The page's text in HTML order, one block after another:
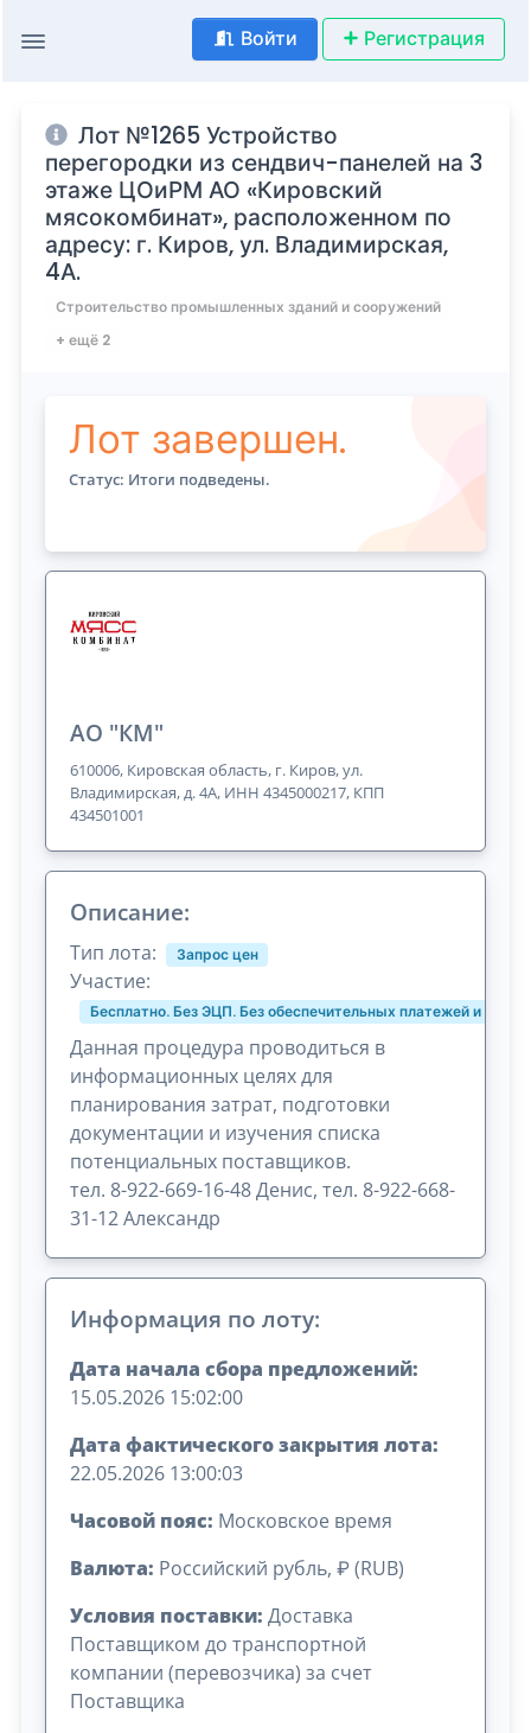
Войти Регистрация
Лот №1265 Устройство
перегородки из сендвич-панелей на 3
этаже ЦОиРМ АО «Кировский
мясокомбинат», расположенном по
адресу: г. Киров, ул. Владимирская,
4А.
Строительство промышленных зданий и сооружений
+ ещё 2
Лот завершен.
Статус: Итоги подведены.
АО "КМ"
610006, Кировская область, г. Киров, ул.
Владимирская, д. 4А, ИНН 4345000217, КПП
434501001
Описание:
Тип лота: Запрос цен
Участие:
Бесплатно. Без ЭЦП. Без обеспечительных платежей и
Данная процедура проводиться в
информационных целях для
планирования затрат, подготовки
документации и изучения списка
потенциальных поставщиков.
тел. 8-922-669-16-48 Денис, тел. 8-922-668-
31-12 Александр
Информация по лоту:
Дата начала сбора предложений:
15.05.2026 15:02:00
Дата фактического закрытия лота:
22.05.2026 13:00:03
Часовой пояс: Московское время
Валюта: Российский рубль, ₽ (RUB)
Условия поставки: Доставка
Поставщиком до транспортной
компании (перевозчика) за счет
Поставщика